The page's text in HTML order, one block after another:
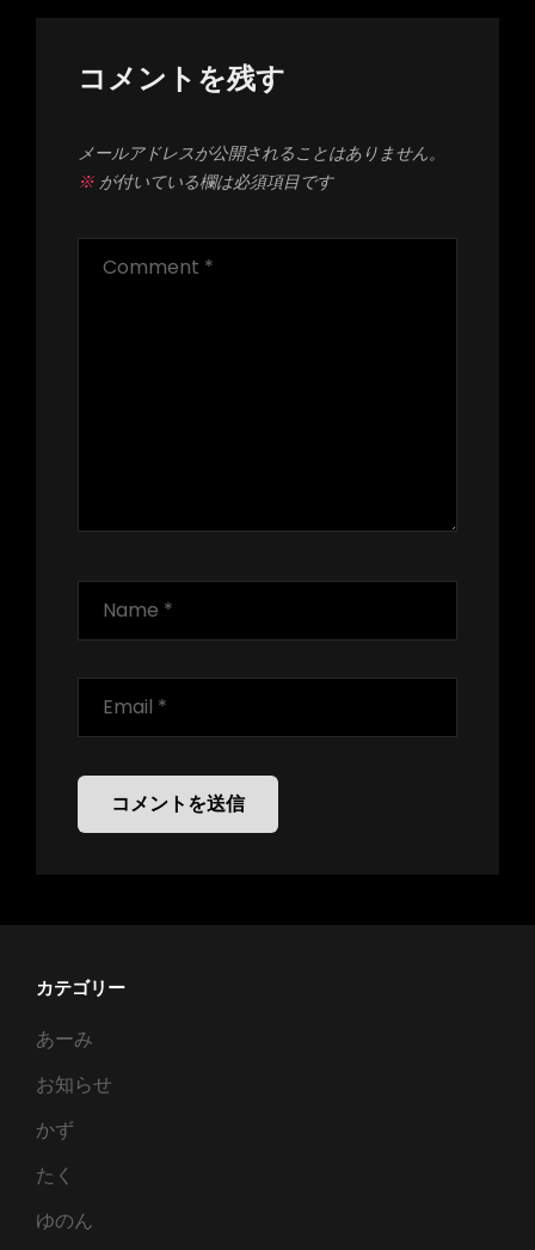
コメントを残す
メールアドレスが公開されることはありません。
※が付いている欄は必須項目です
カテゴリー
あーみ
お知らせ
かず
たく
ゆのん